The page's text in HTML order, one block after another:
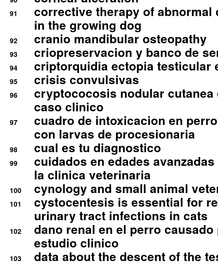
91
corrective therapy of abnormal
in the growing dog
92 cranio mandibular osteopathy
93 criopreservacion y banco de
94 criptorquidia ectopia testicular
95 crisis convulsivas
96
cryptococosis nodular cutanea
caso clinico
97
cuadro de intoxicacion en
con larvas de procesionaria
98 cual es tu diagnostico
99
cuidados en edades
la clinica veterinaria
100 cynology and small animal
101
cystocentesis is essential for
urinary tract infections in cats
102
dano renal en el perro
estudio clinico
103 data about the descent of the